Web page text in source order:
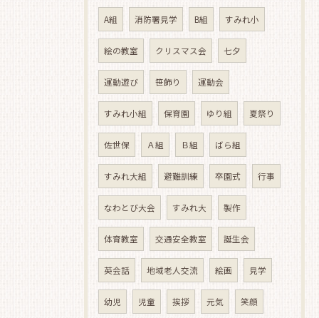
A組 消防署見学 B組 すみれ小
絵の教室 クリスマス会 七夕
運動遊び 笹飾り 運動会
すみれ小組 保育園 ゆり組 夏祭り
佐世保 Ａ組 Ｂ組 ばら組
すみれ大組 避難訓練 卒園式 行事
なわとび大会 すみれ大 製作
体育教室 交通安全教室 誕生会
英会話 地域老人交流 絵画 見学
幼児 児童 挨拶 元気 笑顔